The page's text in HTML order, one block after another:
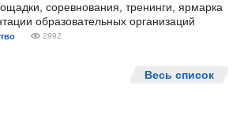
соревнования, тренинги, ярмарка
образовательных организаций
2992
Весь список